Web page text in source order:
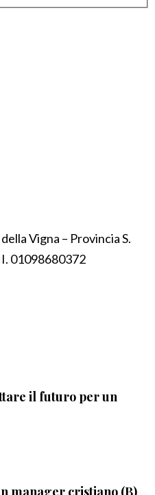
Vigna – Provincia S.
01098680372
il futuro per un
manager cristiano (B)